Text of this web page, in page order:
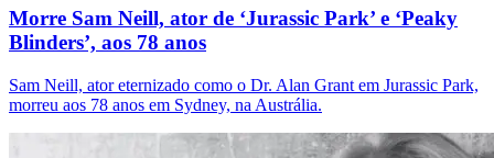
Morre Sam Neill, ator de ‘Jurassic Park’ e ‘Peaky
Blinders’, aos 78 anos
Sam Neill, ator eternizado como o Dr. Alan Grant em Jurassic Park,
morreu aos 78 anos em Sydney, na Austrália.